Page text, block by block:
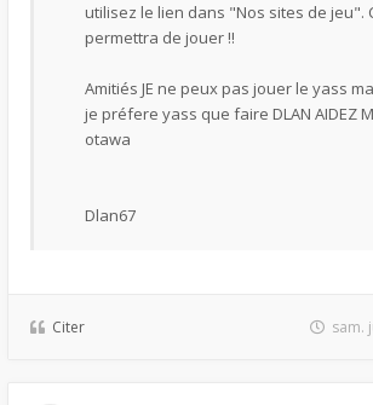
utilisez le lien dans "Nos sites de jeu".
permettra de jouer !!
Amitiés JE ne peux pas jouer le yass
je préfere yass que faire DLAN AIDEZ
otawa
Dlan67
Citer sam.